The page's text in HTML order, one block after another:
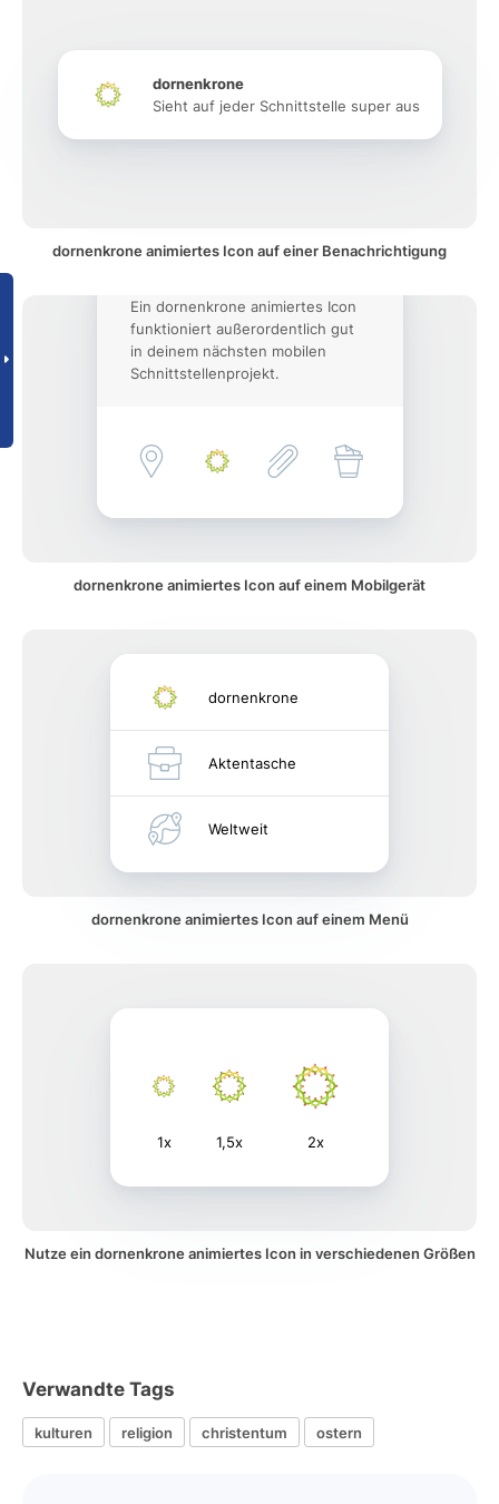
dornenkrone
Sieht auf jeder Schnittstelle super aus
dornenkrone animiertes Icon auf einer Benachrichtigung
Ein dornenkrone animiertes Icon
funktioniert außerordentlich gut
in deinem nächsten mobilen
Schnittstellenprojekt.
dornenkrone animiertes Icon auf einem Mobilgerät
dornenkrone
Aktentasche
Weltweit
dornenkrone animiertes Icon auf einem Menü
1x 1,5x 2x
Nutze ein dornenkrone animiertes Icon in verschiedenen Größen
Verwandte Tags
kulturen religion christentum ostern